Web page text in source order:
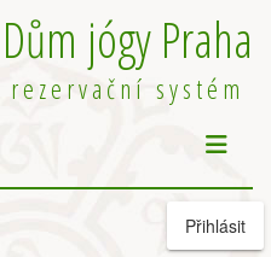
Dům jógy Praha
rezervační systém
Přihlásit